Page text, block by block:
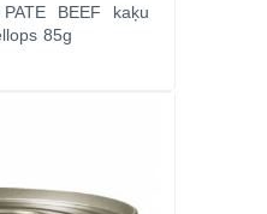
BEEF kaķu
85g